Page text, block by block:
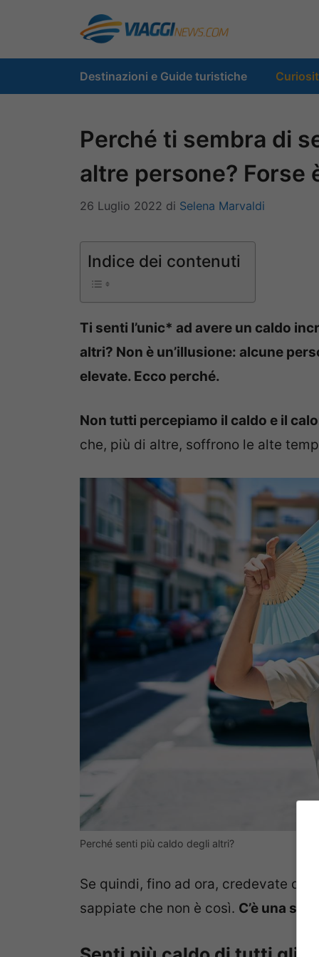
contenuto
Destinazioni e Guide turistiche
Perché ti sembra di
altre persone? Forse
26 Luglio 2022 di Selena Marvaldi
Indice dei contenuti
Ti senti l’unic* ad avere un caldo
altri? Non è un’illusione: alcune
elevate. Ecco perché.
Non tutti percepiamo il caldo e il
che, più di altre, soffrono le alte
Perché senti più caldo degli altri?
Se quindi, fino ad ora, credevate di
sappiate che non è così. C’è una